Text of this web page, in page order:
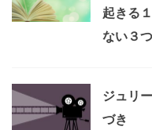
起きる
ない３
ジュリ
づき